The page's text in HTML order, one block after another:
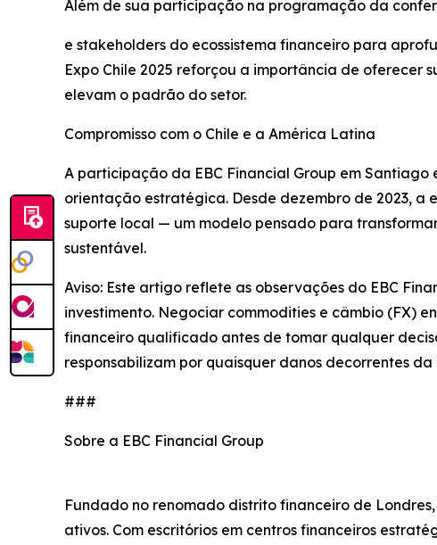
Além de sua participação na programação da
e stakeholders do ecossistema financeiro para
Expo Chile 2025 reforçou a importância de oferecer
elevam o padrão do setor.
Compromisso com o Chile e a América Latina
A participação da EBC Financial Group em
orientação estratégica. Desde dezembro de 2023, a
suporte local — um modelo pensado para
sustentável.
Aviso: Este artigo reflete as observações do EBC
investimento. Negociar commodities e câmbio (FX)
financeiro qualificado antes de tomar qualquer
responsabilizam por quaisquer danos decorrentes
###
Sobre a EBC Financial Group
Fundado no renomado distrito financeiro de
ativos. Com escritórios em centros financeiros